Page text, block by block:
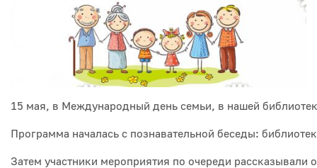
15 мая, в Международный день семьи, в нашей
Программа началась с познавательной беседы:
Затем участники мероприятия по очереди